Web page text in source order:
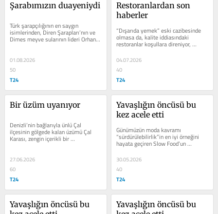
Şarabımızın duayeniydi
Türk şarapçılığının en saygın
isimlerinden, Diren Şarapları’nın ve
Dimes meyve sularının lideri Orhan
Diren’i kaybettik. Orhan Bey...
01.08.2026
50
T24
Restoranlardan son
haberler
“Dışarıda yemek” eski cazibesinde
olmasa da, kalite iddiasındaki
restoranlar koşullara direniyor,
yeniliklerle ayakta kalmaya
çalışıyor....
04.07.2026
40
T24
Bir üzüm uyanıyor
Denizli’nin bağlarıyla ünlü Çal
ilçesinin gölgede kalan üzümü Çal
Karası, zengin içerikli bir
sempozyuma konu oldu.
27.06.2026
60
T24
Yavaşlığın öncüsü bu
kez acele etti
Günümüzün moda kavramı
“sürdürülebilirlik”in en iyi örneğini
hayata geçiren Slow Food’un
kurucusu Carlo Petrini’yi kaybettik…
30.05.2026
40
T24
Yavaşlığın öncüsü bu
Yavaşlığın öncüsü bu